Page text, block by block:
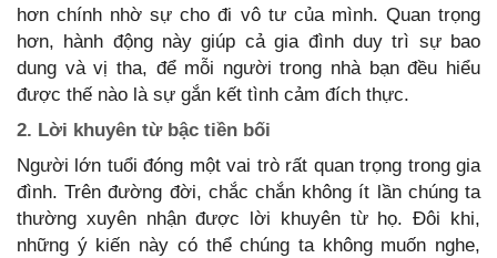
hơn chính nhờ sự cho đi vô tư của mình. Quan trọng
hơn, hành động này giúp cả gia đình duy trì sự bao
dung và vị tha, để mỗi người trong nhà bạn đều hiểu
được thế nào là sự gắn kết tình cảm đích thực.
2. Lời khuyên từ bậc tiền bối
Người lớn tuổi đóng một vai trò rất quan trọng trong gia
đình. Trên đường đời, chắc chắn không ít lần chúng ta
thường xuyên nhận được lời khuyên từ họ. Đôi khi,
những ý kiến này có thể chúng ta không muốn nghe,